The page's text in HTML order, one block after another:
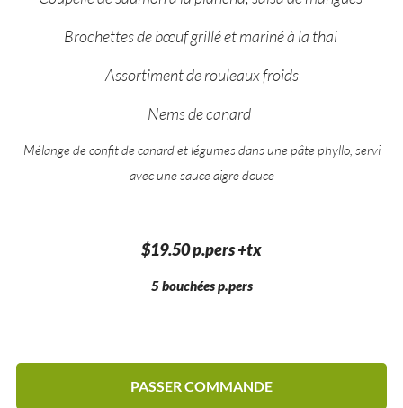
Brochettes de bœuf grillé et mariné à la thai
Assortiment de rouleaux froids
Nems de canard
Mélange de confit de canard et légumes dans une pâte phyllo, servi
avec une sauce aigre douce
$19.50 p.pers +tx
5 bouchées p.pers
PASSER COMMANDE